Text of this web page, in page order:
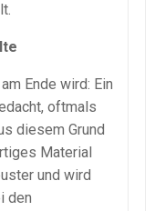
Ende wird: Ein
oftmals
diesem Grund
Material
und wird
den